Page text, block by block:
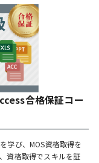
合格保証コー
学び、MOS資格取得を
資格取得でスキルを証